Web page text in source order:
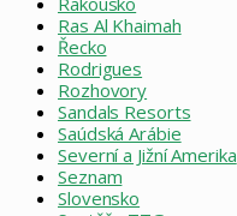
Ras Al Khaimah
Řecko
Rodrigues
Rozhovory
Sandals Resorts
Saúdská Arábie
Severní a Jižní Amerika
Seznam
Slovensko